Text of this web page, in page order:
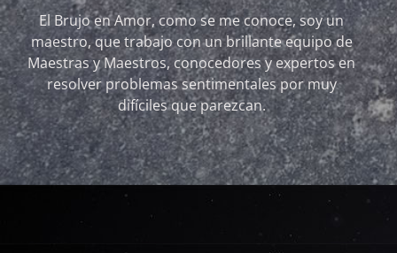
El Brujo en Amor, como se me conoce, soy un
maestro, que trabajo con un brillante equipo de
Maestras y Maestros, conocedores y expertos en
resolver problemas sentimentales por muy
difíciles que parezcan.